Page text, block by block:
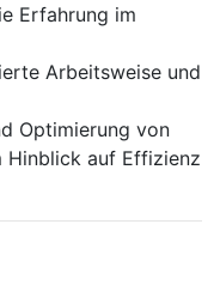
Erfahrung im
Arbeitsweise und
Optimierung von
Hinblick auf Effizienz